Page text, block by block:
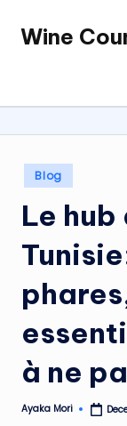
SkipWine
Posted
in
Blog
Le hub
à ne
Posted
Ayaka Mori